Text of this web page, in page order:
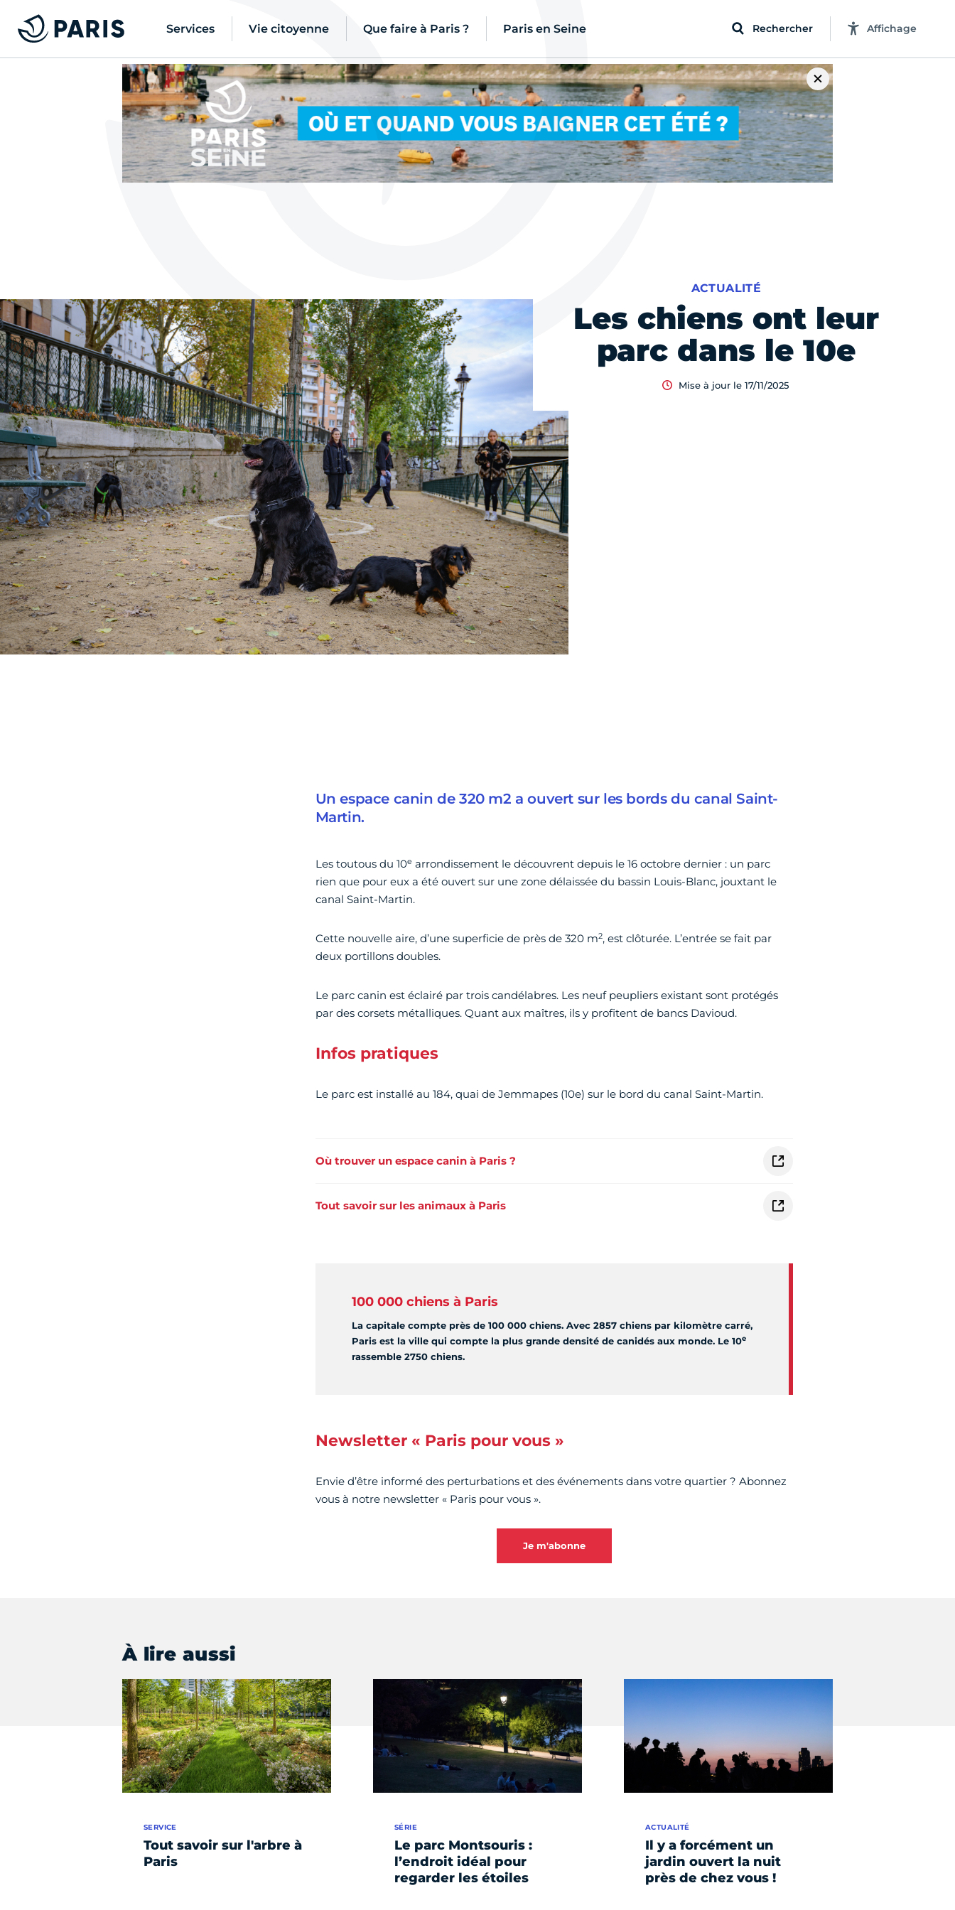
Services Vie citoyenne Que faire à Paris ? Paris en Seine Rechercher Affichage
Les chiens ont leur
parc dans le 10e
ACTUALITÉ
Mise à jour le 17/11/2025
Un espace canin de 320 m2 a ouvert sur les bords du canal Saint-
Martin.
Les toutous du 10e arrondissement le découvrent depuis le 16 octobre dernier : un parc
rien que pour eux a été ouvert sur une zone délaissée du bassin Louis-Blanc, jouxtant le
canal Saint-Martin.
Cette nouvelle aire, d’une superficie de près de 320 m2, est clôturée. L’entrée se fait par
deux portillons doubles.
Le parc canin est éclairé par trois candélabres. Les neuf peupliers existant sont protégés
par des corsets métalliques. Quant aux maîtres, ils y profitent de bancs Davioud.
Infos pratiques
Le parc est installé au 184, quai de Jemmapes (10e) sur le bord du canal Saint-Martin.
Où trouver un espace canin à Paris ?
Tout savoir sur les animaux à Paris
100 000 chiens à Paris
La capitale compte près de 100 000 chiens. Avec 2857 chiens par kilomètre carré,
Paris est la ville qui compte la plus grande densité de canidés aux monde. Le 10e
rassemble 2750 chiens.
Newsletter « Paris pour vous »
Envie d’être informé des perturbations et des événements dans votre quartier ? Abonnez
vous à notre newsletter « Paris pour vous ».
Je m'abonne
À lire aussi
Tout savoir sur l'arbre à
Paris
SERVICE
Le parc Montsouris :
l’endroit idéal pour
regarder les étoiles
SÉRIE
Il y a forcément un
jardin ouvert la nuit
près de chez vous !
ACTUALITÉ